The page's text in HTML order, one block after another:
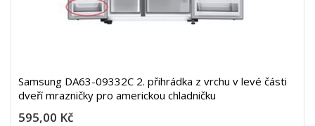
Samsung DA63-09332C 2. přihrádka z vrchu v levé části
dveří mrazničky pro americkou chladničku
595,00 Kč